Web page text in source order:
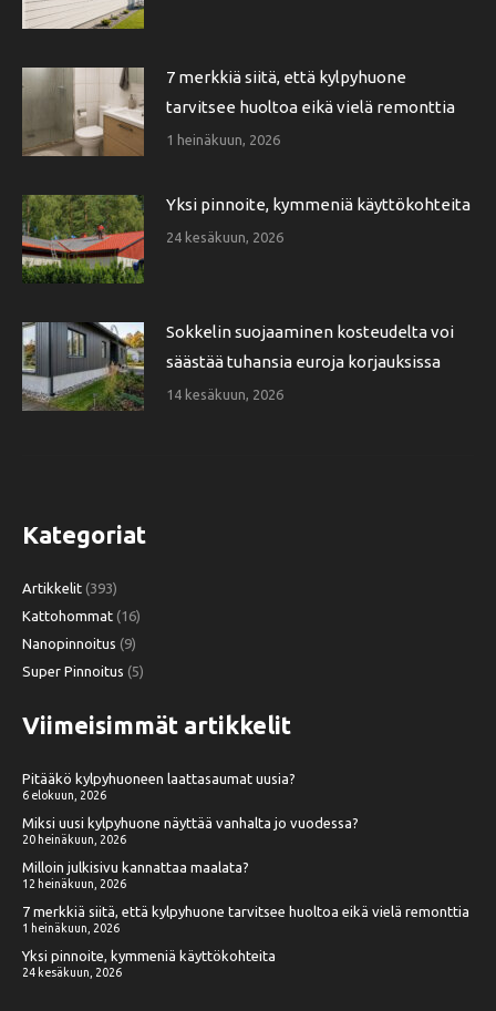
7 merkkiä siitä, että kylpyhuone
tarvitsee huoltoa eikä vielä remonttia
1 heinäkuun, 2026
Yksi pinnoite, kymmeniä käyttökohteita
24 kesäkuun, 2026
Sokkelin suojaaminen kosteudelta voi
säästää tuhansia euroja korjauksissa
14 kesäkuun, 2026
Kategoriat
Artikkelit (393)
Kattohommat (16)
Nanopinnoitus (9)
Super Pinnoitus (5)
Viimeisimmät artikkelit
Pitääkö kylpyhuoneen laattasaumat uusia?
6 elokuun, 2026
Miksi uusi kylpyhuone näyttää vanhalta jo vuodessa?
20 heinäkuun, 2026
Milloin julkisivu kannattaa maalata?
12 heinäkuun, 2026
7 merkkiä siitä, että kylpyhuone tarvitsee huoltoa eikä vielä remonttia
1 heinäkuun, 2026
Yksi pinnoite, kymmeniä käyttökohteita
24 kesäkuun, 2026